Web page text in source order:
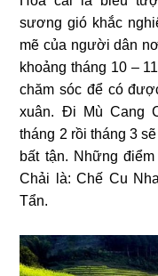
sương gió khắc
mẽ của người dân
khoảng tháng 10 –
chăm sóc để có
xuân. Đi Mù Cang
tháng 2 rồi tháng 3
bất tận. Những
Chải là: Chế Cu
Tẩn.